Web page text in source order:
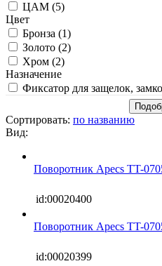
ЦАМ (5)
Цвет
Бронза (1)
Золото (2)
Хром (2)
Назначение
Фиксатор для защелок,
Сортировать: по названию
Вид:
Поворотник Apecs TT-
id:00020400
Поворотник Apecs TT-
id:00020399